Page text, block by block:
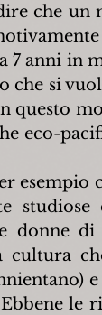
che un
7 anni in
che si
questo
eco-
esempio
studiose
donne di
cultura
le